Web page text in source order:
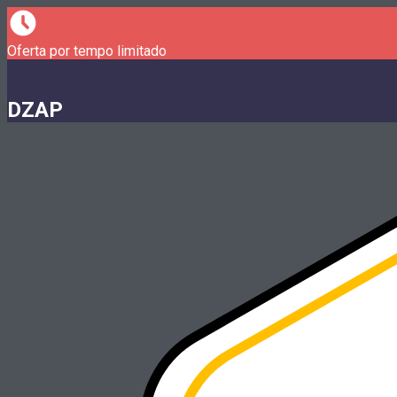
Oferta por tempo limitado
DZAP